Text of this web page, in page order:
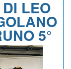
LEO
5°